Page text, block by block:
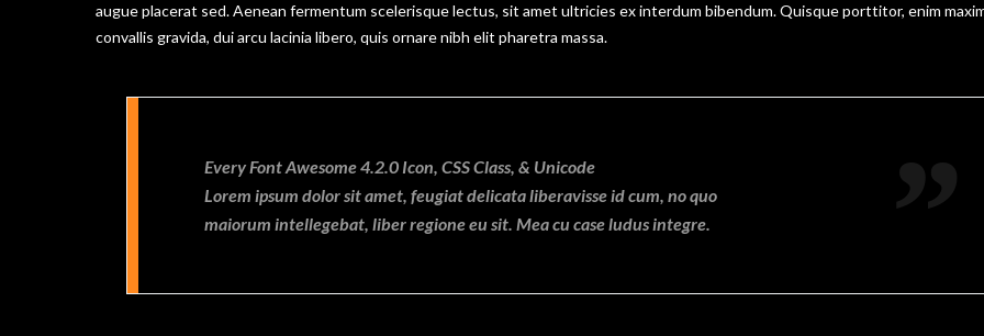
augue placerat sed. Aenean fermentum scelerisque lectus, sit amet ultricies ex interdum bibendum. Quisque porttitor, enim
convallis gravida, dui arcu lacinia libero, quis ornare nibh elit pharetra massa.
Every Font Awesome 4.2.0 Icon, CSS Class, & Unicode
Lorem ipsum dolor sit amet, feugiat delicata liberavisse id cum, no quo
maiorum intellegebat, liber regione eu sit. Mea cu case ludus integre.